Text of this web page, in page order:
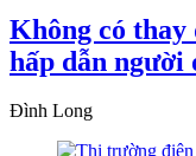
Không có thay
hấp dẫn người
Đình Long